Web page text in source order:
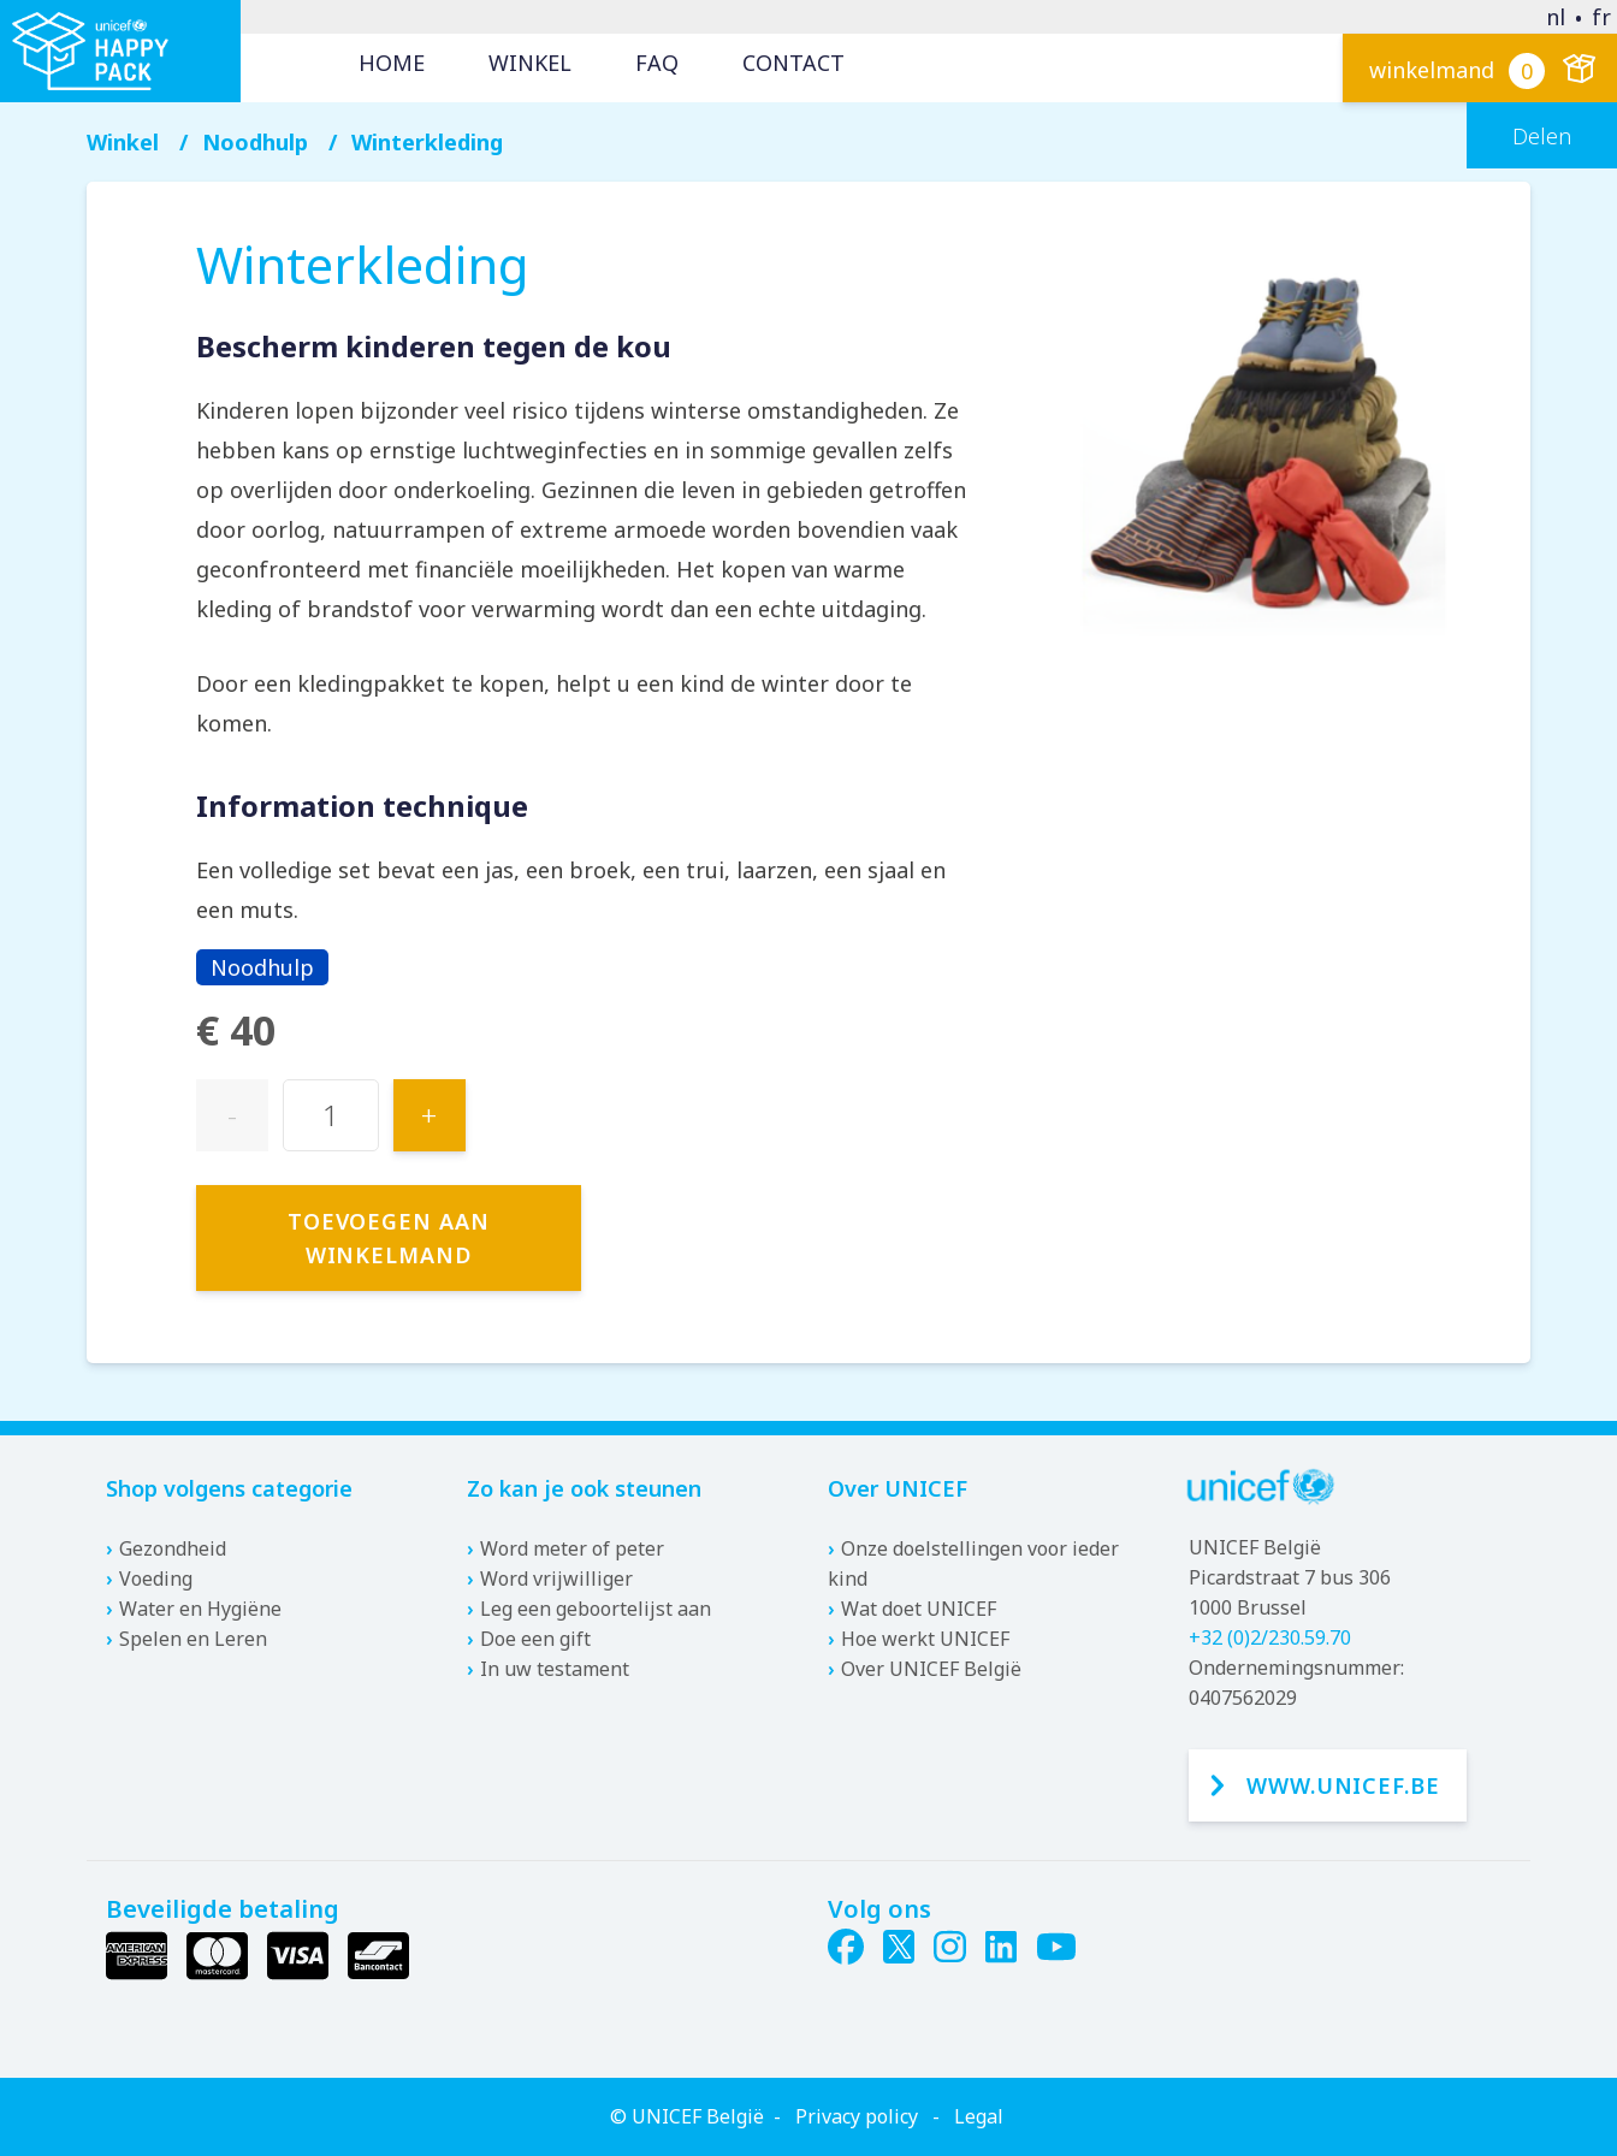
nl
fr
HOME
WINKEL FAQ CONTACT winkelmand 0
Delen
Winkel Noodhulp Winterkleding
Winterkleding
Bescherm kinderen tegen de kou
Kinderen lopen bijzonder veel risico tijdens winterse omstandigheden. Ze
hebben kans op ernstige luchtweginfecties en in sommige gevallen zelfs
op overlijden door onderkoeling. Gezinnen die leven in gebieden getroffen
door oorlog, natuurrampen of extreme armoede worden bovendien vaak
geconfronteerd met financiële moeilijkheden. Het kopen van warme
kleding of brandstof voor verwarming wordt dan een echte uitdaging.
Door een kledingpakket te kopen, helpt u een kind de winter door te
komen.
Information technique
Een volledige set bevat een jas, een broek, een trui, laarzen, een sjaal en
een muts.
Noodhulp
€ 40
- +
TOEVOEGEN AAN
WINKELMAND
Shop volgens categorie
Gezondheid
Voeding
Water en Hygiëne
Spelen en Leren
Zo kan je ook steunen
Word meter of peter
Word vrijwilliger
Leg een geboortelijst aan
Doe een gift
In uw testament
Over UNICEF
Onze doelstellingen voor ieder
kind
Wat doet UNICEF
Hoe werkt UNICEF
Over UNICEF België
UNICEF België
Picardstraat 7 bus 306
1000 Brussel
+32 (0)2/230.59.70
Ondernemingsnummer:
0407562029
WWW.UNICEF.BE
Beveiligde betaling Volg ons
© UNICEF België Privacy policy Legal